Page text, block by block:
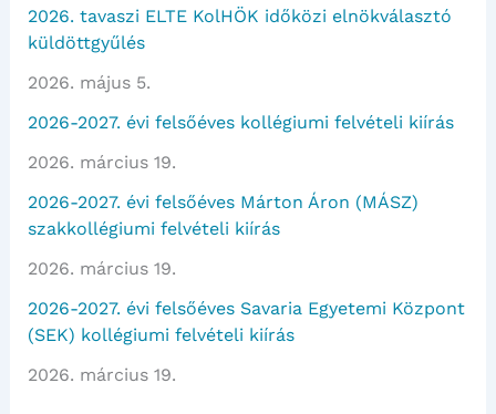
2026. tavaszi ELTE KolHÖK időközi elnökválasztó
küldöttgyűlés
2026. május 5.
2026-2027. évi felsőéves kollégiumi felvételi kiírás
2026. március 19.
2026-2027. évi felsőéves Márton Áron (MÁSZ)
szakkollégiumi felvételi kiírás
2026. március 19.
2026-2027. évi felsőéves Savaria Egyetemi Központ
(SEK) kollégiumi felvételi kiírás
2026. március 19.